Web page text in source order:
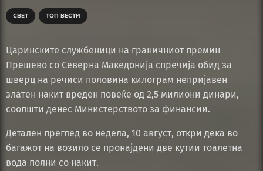
СВЕТ ТОП ВЕСТИ
Царинските службеници на граничниот премин
Прешево со Северна Македонија спречија обид за
шверц на речиси половина килограм непријавен
златен накит вреден повеќе од 2,5 милиони динари,
соопшти денес Министерството за финансии.
Детален преглед во недела, 10 август, откри дека во
багажот на возило се пронајдени две кутии тоалетна
вода полни со накит.